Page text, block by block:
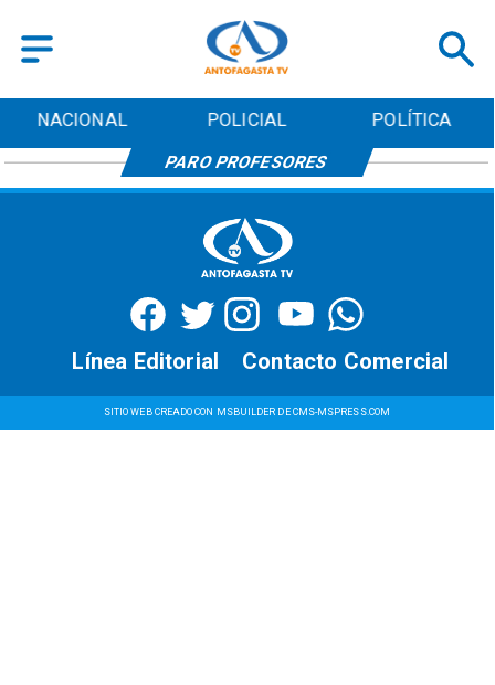
NACIONAL POLICIAL POLÍTICA
PARO PROFESORES
SITIO WEB CREADO CON MSBUILDER DE CMS-MSPRESS.COM
Contacto Comercial
Línea Editorial